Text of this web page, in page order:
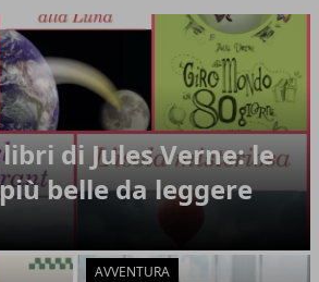
di Jules Verne: le
belle da leggere
AVVENTURA